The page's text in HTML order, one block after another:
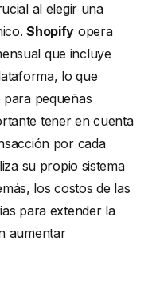
al elegir una
Shopify opera
que incluye
lo que
pequeñas
tener en cuenta
por cada
su propio sistema
los costos de las
para extender la
aumentar